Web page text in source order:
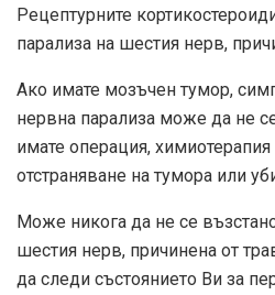
Рецептурните
парализа на шестия нерв,
Ако имате мозъчен тумор,
нервна парализа може да не
имате операция,
отстраняване на тумора или
Може никога да не се
шестия нерв, причинена от
да следи състоянието Ви за